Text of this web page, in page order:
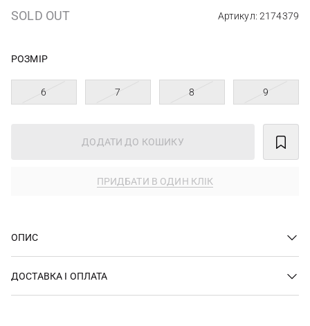
SOLD OUT Артикул: 2174379
РОЗМІР
6 7 8 9
ДОДАТИ ДО КОШИКУ
ПРИДБАТИ В ОДИН КЛІК
ОПИС
ДОСТАВКА І ОПЛАТА